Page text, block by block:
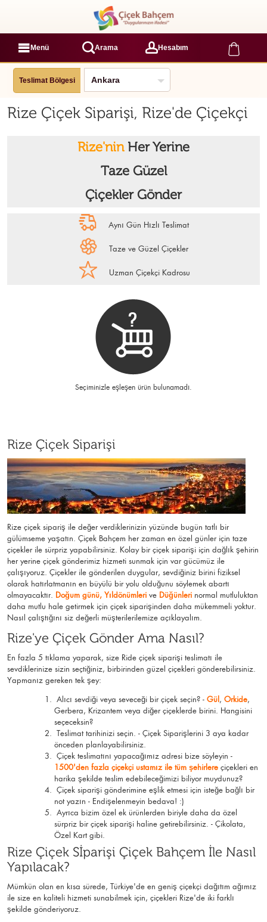
Menü Arama Hesabım
Teslimat Bölgesi
Rize Çiçek Siparişi, Rize'de Çiçekçi
Rize'ninHer Yerine
Taze Güzel
Çiçekler Gönder
Aynı Gün Hızlı Teslimat
Taze ve Güzel Çiçekler
Uzman Çiçekçi Kadrosu
Seçiminizle eşleşen ürün bulunamadı.
Rize Çiçek Siparişi
Rize çiçek sipariş ile değer verdiklerinizin yüzünde bugün tatlı bir
gülümseme yaşatın. Çiçek Bahçem her zaman en özel günler için taze
çiçekler ile sürpriz yapabilirsiniz. Kolay bir çiçek siparişi için dağlık şehirin
her yerine çiçek gönderimiz hizmeti sunmak için var gücümüz ile
çalışıyoruz. Çiçekler ile gönderilen duygular, sevdiğiniz birini fiziksel
olarak hatırlatmanın en büyülü bir yolu olduğunu söylemek abartı
olmayacaktır. Doğum günü, Yıldönümleri ve Düğünleri normal mutluluktan
daha mutlu hale getirmek için çiçek siparişinden daha mükemmeli yoktur.
Nasıl çalıştığını siz değerli müşterilerilemize açıklayalım.
Rize'ye Çiçek Gönder Ama Nasıl?
En fazla 5 tıklama yaparak, size Ride çiçek siparişi teslimatı ile
sevdiklerinize sizin seçtiğiniz, birbirinden güzel çiçekleri gönderebilirsiniz.
Yapmanız gereken tek şey:
Alıcı sevdiği veya seveceği bir çiçek seçin? - Gül , Orkide,
Gerbera, Krizantem veya diğer çiçeklerde birini. Hangisini
seçeceksin?
Teslimat tarihinizi seçin. - Çiçek Siparişlerini 3 aya kadar
önceden planlayabilirsiniz.
Çiçek teslimatını yapacağımız adresi bize söyleyin -
1500'den fazla çiçekçi ustamız ile tüm şehirlereçiçekleri en
harika şekilde teslim edebileceğimizi biliyor muydunuz?
Çiçek siparişi gönderimine eşlik etmesi için isteğe bağlı bir
not yazın - Endişelenmeyin bedava! :)
Ayrıca bizim özel ek ürünlerden biriyle daha da özel
sürpriz bir çiçek siparişi haline getirebilirsiniz. - Çikolata,
Özel Kart gibi.
Rize Çiçek Sİparişi Çiçek Bahçem İle Nasıl
Yapılacak?
Mümkün olan en kısa sürede, Türkiye'de en geniş çiçekçi dağıtım ağımız
ile size en kaliteli hizmeti sunabilmek için, çiçekleri Rize'de iki farklı
şekilde gönderiyoruz.